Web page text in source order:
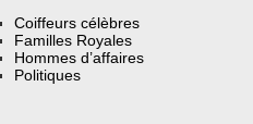
Coiffeurs célèbres
Familles Royales
Hommes d’affaires
Politiques